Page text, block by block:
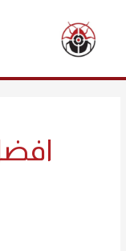
المحتوى